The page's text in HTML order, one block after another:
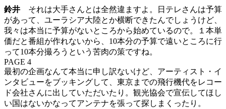
鈴井 それは大手さんとは全然違ますよ。日テレさんは予算
があって、ユーラシア大陸とか横断できたんでしょうけど、
我々は本当に予算がないところから始めているので。１本単
価だと番組が作れないから、10本分の予算で遠いところに行
って10本分撮ろうという苦肉の策ですね。
PAGE 4
最初の企画なんて本当に申し訳ないけど、アーティスト・イ
ンタビューをブッキングして、東京までの飛行機代をレコー
ド会社さんに出していただいたり。観光協会で宣伝してほし
い国はないかなってアンテナを張って探しまくったり。